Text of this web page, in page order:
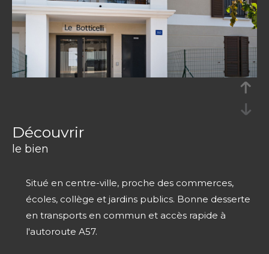
découvrir
le bien
Situé en centre-ville, proche des commerces,
écoles, collège et jardins publics. Bonne desserte
en transports en commun et accès rapide à
l'autoroute A57.